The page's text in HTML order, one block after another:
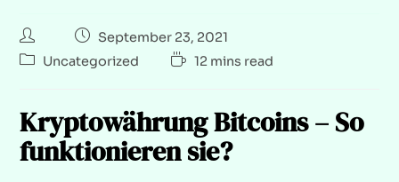
September 23, 2021
Uncategorized
12 mins read
Kryptowährung Bitcoins – So
funktionieren sie?